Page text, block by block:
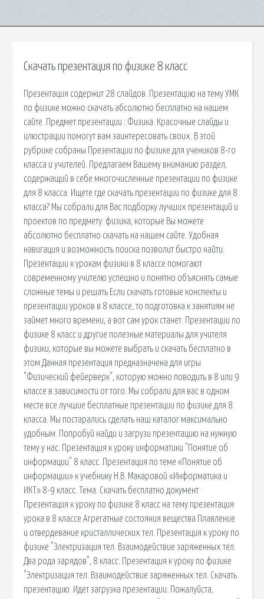
Скачать презентация по физике 8 класс
Презентация содержит 28 слайдов. Презентацию на тему УМК
по физике можно скачать абсолютно бесплатно на нашем
сайте. Предмет презентации : Физика. Красочные слайды и
илюстрации помогут вам заинтересовать своих. В этой
рубрике собраны Презентации по физике для учеников 8-го
класса и учителей. Предлагаем Вашему вниманию раздел,
содержащий в себе многочисленные презентации по физике
для 8 класса. Ищете где скачать презентации по физике для 8
класса? Мы собрали для Вас подборку лучших презентаций и
проектов по предмету: физика, которые Вы можете
абсолютно бесплатно скачать на нашем сайте. Удобная
навигация и возможность поиска позволит быстро найти.
Презентации к урокам физики в 8 классе помогают
современному учителю успешно и понятно объяснять самые
сложные темы и решать Если скачать готовые конспекты и
презентации уроков в 8 классе, то подготовка к занятиям не
займет много времени, а вот сам урок станет. Презентации по
физике 8 класс и другие полезные материалы для учителя
физики, которые вы можете выбрать и скачать бесплатно в
этом Данная презентация предназначена для игры
"Физический фейерверк", которую можно поводить в 8 или 9
классе в зависимости от того. Мы собрали для вас в одном
месте все лучшие бесплатные презентации по физике для 8
класса. Мы постарались сделать наш каталог максимально
удобным. Попробуй найди и загрузи презентацию на нужную
тему у нас. Презентация к уроку информатики "Понятие об
информации" 8 класс. Презентация по теме «Понятие об
информации» к учебнику Н.В. Макаровой «Информатика и
ИКТ» 8-9 класс. Тема. Скачать бесплатно документ
Презентация к уроку по физике 8 класс на тему презентация
урока в 8 классе Агрегатные состояния вещества Плавление
и отвердевание кристаллических тел. Презентация к уроку по
физике "Электризация тел. Взаимодействие заряженных тел.
Два рода зарядов", 8 класс. Презентация к уроку по физике
"Электризация тел. Взаимодействие заряженных тел. Скачать
презентацию. Идет загрузка презентации. Пожалуйста,